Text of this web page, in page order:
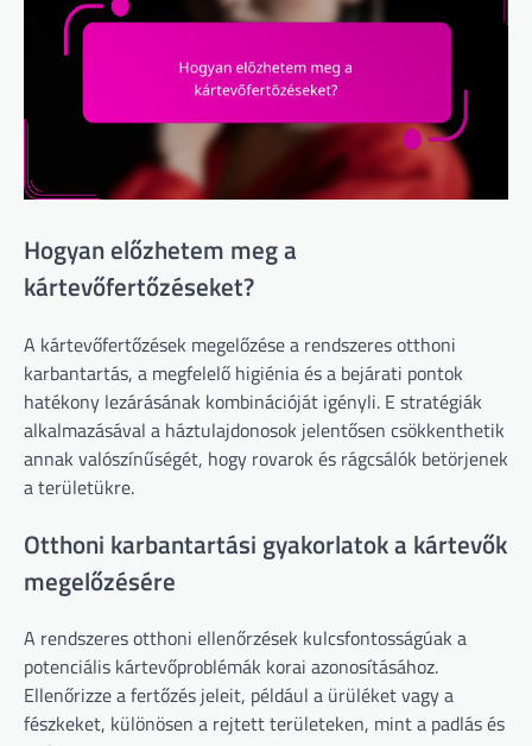
Hogyan előzhetem meg a
kártevőfertőzéseket?
A kártevőfertőzések megelőzése a rendszeres otthoni
karbantartás, a megfelelő higiénia és a bejárati pontok
hatékony lezárásának kombinációját igényli. E stratégiák
alkalmazásával a háztulajdonosok jelentősen csökkenthetik
annak valószínűségét, hogy rovarok és rágcsálók betörjenek
a területükre.
Otthoni karbantartási gyakorlatok a kártevők
megelőzésére
A rendszeres otthoni ellenőrzések kulcsfontosságúak a
potenciális kártevőproblémák korai azonosításához.
Ellenőrizze a fertőzés jeleit, például a ürüléket vagy a
fészkeket, különösen a rejtett területeken, mint a padlás és